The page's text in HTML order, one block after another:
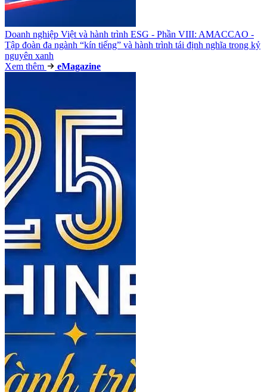
Doanh nghiệp Việt và hành trình ESG - Phần VIII: AMACCAO -
Tập đoàn đa ngành “kín tiếng” và hành trình tái định nghĩa trong kỷ
nguyên xanh
Xem thêm
eMagazine